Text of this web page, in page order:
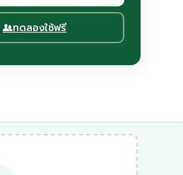
ทดลองใช้ฟรี